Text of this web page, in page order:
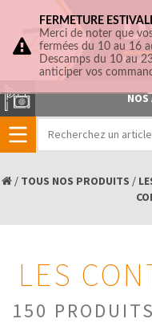
NOS
/ TOUS NOS PRODUITS /
LES
150
FERMETURE
Merci de noter que
fermées du 10 au 16
Descamps du 10 au
anticiper vos